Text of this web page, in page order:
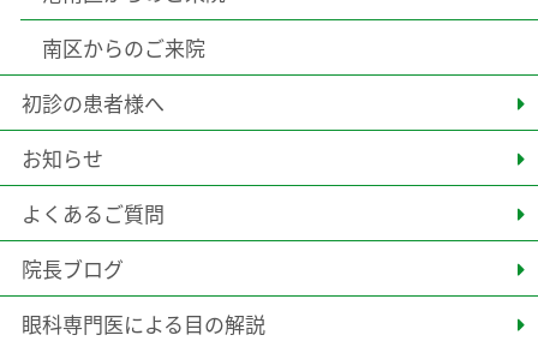
南区からのご来院
初診の患者様へ
お知らせ
よくあるご質問
院長ブログ
眼科専門医による目の解説